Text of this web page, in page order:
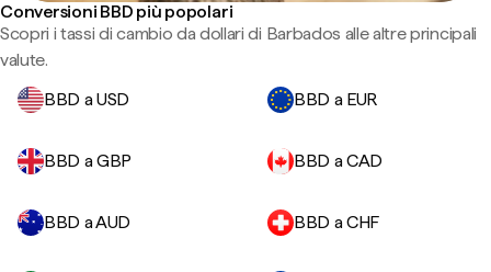
Conversioni BBD più popolari
Scopri i tassi di cambio da dollari di Barbados alle altre principali
valute.
BBD a USD
BBD a EUR
BBD a GBP BBD a CAD
BBD a AUD BBD a CHF